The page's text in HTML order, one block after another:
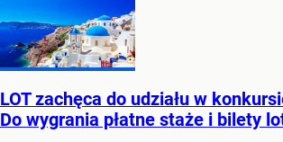
LOT zachęca do udziału w
Do wygrania płatne staże i bilety